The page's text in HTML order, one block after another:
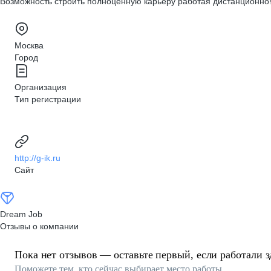
Москва
Город
Организация
Тип регистрации
http://g-ik.ru
Сайт
Dream Job
Отзывы о компании
Пока нет отзывов — оставьте первый, если работали
Поможете тем, кто сейчас выбирает место работы